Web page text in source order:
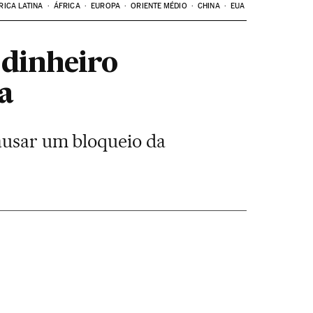
LATINA ÁFRICA EUROPA ORIENTE MÉDIO CHINA EUA
dinheiro
um bloqueio da